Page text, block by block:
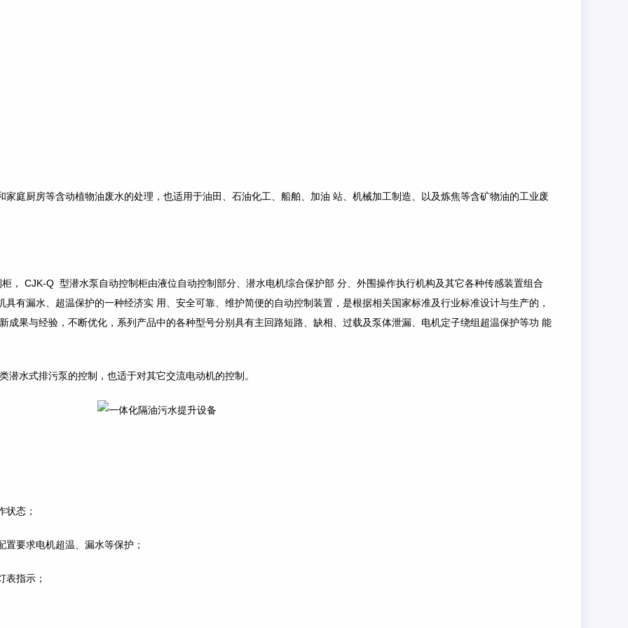
庭厨房等含动植物油废水的处理，也适用于油田、石油化工、船舶、加油 站、机械加工制造、以及炼焦等含矿物油的工业废
， CJK-Q 型潜水泵自动控制柜由液位自动控制部分、潜水电机综合保护部 分、外围操作执行机构及其它各种传感装置组合
有漏水、超温保护的一种经济实 用、安全可靠、维护简便的自动控制装置，是根据相关国家标准及行业标准设计与生产的，
成果与经验，不断优化，系列产品中的各种型号分别具有主回路短路、缺相、过载及泵体泄漏、电机定子绕组超温保护等功 能
水式排污泵的控制，也适于对其它交流电动机的控制。
状态；
要求电机超温、漏水等保护；
表指示；